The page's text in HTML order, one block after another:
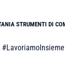
STRUMENTI DI